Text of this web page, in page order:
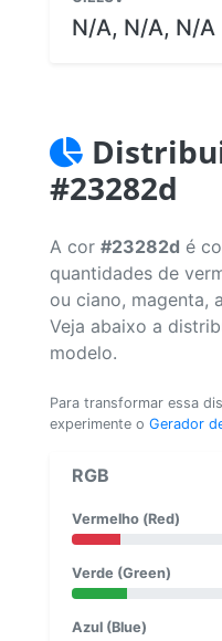
N/A, N/A, N/A
#23282d
A cor #23282d é
quantidades de
ou ciano, magenta,
Veja abaixo a
modelo.
Para transformar essa
experimente o Gerador
RGB
Vermelho (Red)
Verde (Green)
Azul (Blue)